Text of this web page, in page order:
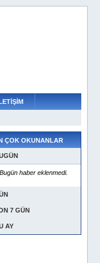
ÇOK OKUNANLAR
Bugün haber eklenmedi.
7 GÜN
AY